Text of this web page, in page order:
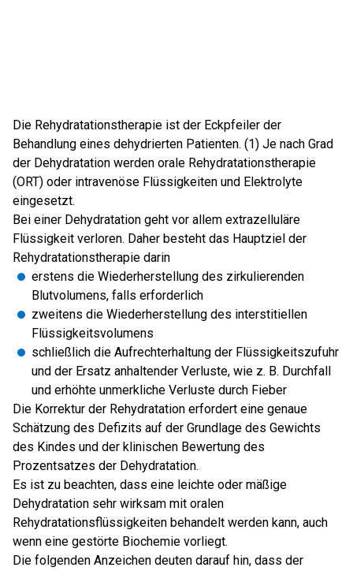
Die Rehydratationstherapie ist der Eckpfeiler der
Behandlung eines dehydrierten Patienten. (1) Je nach Grad
der Dehydratation werden orale Rehydratationstherapie
(ORT) oder intravenöse Flüssigkeiten und Elektrolyte
eingesetzt.
Bei einer Dehydratation geht vor allem extrazelluläre
Flüssigkeit verloren. Daher besteht das Hauptziel der
Rehydratationstherapie darin
erstens die Wiederherstellung des zirkulierenden
Blutvolumens, falls erforderlich
zweitens die Wiederherstellung des interstitiellen
Flüssigkeitsvolumens
schließlich die Aufrechterhaltung der Flüssigkeitszufuhr
und der Ersatz anhaltender Verluste, wie z. B. Durchfall
und erhöhte unmerkliche Verluste durch Fieber
Die Korrektur der Rehydratation erfordert eine genaue
Schätzung des Defizits auf der Grundlage des Gewichts
des Kindes und der klinischen Bewertung des
Prozentsatzes der Dehydratation.
Es ist zu beachten, dass eine leichte oder mäßige
Dehydratation sehr wirksam mit oralen
Rehydratationsflüssigkeiten behandelt werden kann, auch
wenn eine gestörte Biochemie vorliegt.
Die folgenden Anzeichen deuten darauf hin, dass der